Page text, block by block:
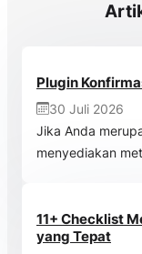
Plugin
30 Juli 2026
Jika Anda
menyediakan
11+ Checklist
yang Tepat